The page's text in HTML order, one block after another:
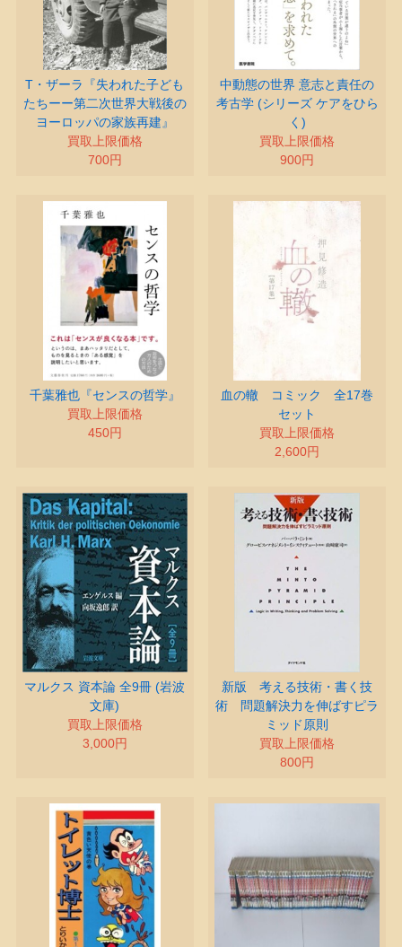
T・ザーラ『失われた子ども
たちーー第二次世界大戦後の
ヨーロッパの家族再建』
買取上限価格
700円
中動態の世界 意志と責任の
考古学 (シリーズ ケアをひら
く)
買取上限価格
900円
千葉雅也『センスの哲学』
買取上限価格
450円
血の轍 コミック 全17巻
セット
買取上限価格
2,600円
マルクス 資本論 全9冊 (岩波
文庫)
買取上限価格
3,000円
新版 考える技術・書く技
術 問題解決力を伸ばすピラ
ミッド原則
買取上限価格
800円